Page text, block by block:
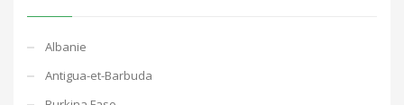
Albanie
Antigua-et-Barbuda